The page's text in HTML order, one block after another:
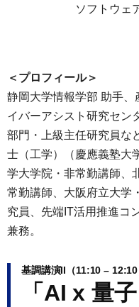
ソフトウェ
＜プロフィール＞
静岡大学情報学部 助手
イバーアシスト研究セン
部門・上級主任研究員な
士（工学）（慶應義塾大
学大学院・非常勤講師、
常勤講師、大阪府立大学
究員、先端IT活用推進コ
兼務。
基調講演II（11:10 – 12:10
「AI x 量